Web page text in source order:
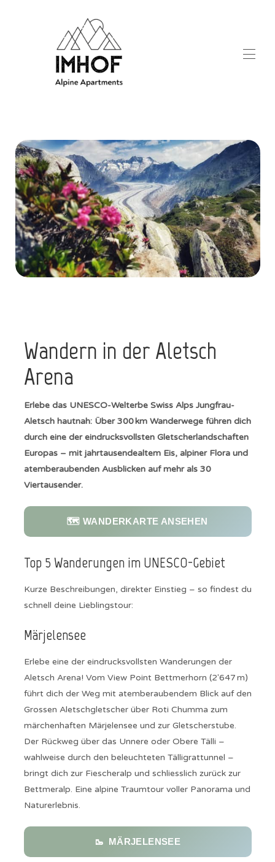
Wandern in der Aletsch
Arena
Erlebe das UNESCO-Welterbe Swiss Alps Jungfrau-
Aletsch hautnah: Über 300 km Wanderwege führen dich
durch eine der eindrucksvollsten Gletscherlandschaften
Europas – mit jahrtausendealtem Eis, alpiner Flora und
atemberaubenden Ausblicken auf mehr als 30
Viertausender.
🗺️ WANDERKARTE ANSEHEN
Top 5 Wanderungen im UNESCO-Gebiet
Kurze Beschreibungen, direkter Einstieg – so findest du
schnell deine Lieblingstour:
Märjelensee
Erlebe eine der eindrucksvollsten Wanderungen der
Aletsch Arena! Vom View Point Bettmerhorn (2'647 m)
führt dich der Weg mit atemberaubendem Blick auf den
Grossen Aletschgletscher über Roti Chumma zum
märchenhaften Märjelensee und zur Gletscherstube.
Der Rückweg über das Unnere oder Obere Tälli –
wahlweise durch den beleuchteten Tälligrattunnel –
bringt dich zur Fiescheralp und schliesslich zurück zur
Bettmeralp. Eine alpine Traumtour voller Panorama und
Naturerlebnis.
🥾 MÄRJELENSEE